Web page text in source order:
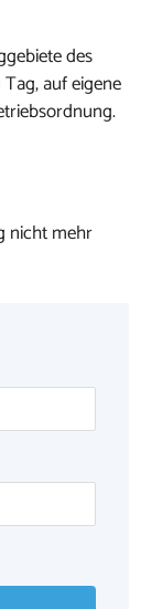
des
auf eigene
nicht mehr